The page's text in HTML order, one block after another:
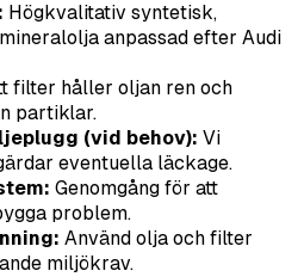
Högkvalitativ syntetisk,
anpassad efter Audi
filter håller oljan ren och
partiklar.
(vid behov): Vi
eventuella läckage.
Genomgång för att
problem.
Använd olja och filter
miljökrav.